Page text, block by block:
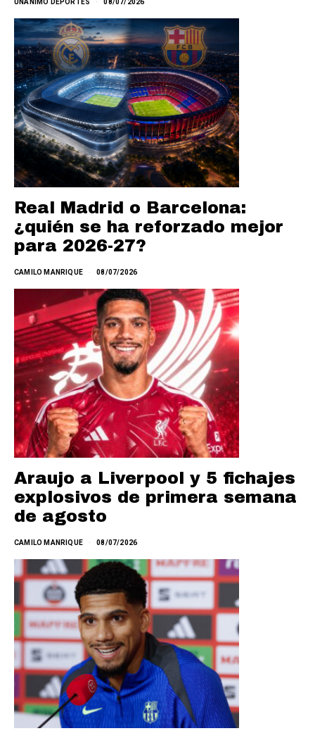
Real Madrid o Barcelona:
¿quién se ha reforzado mejor
para 2026-27?
CAMILO MANRIQUE 08/07/2026
Araujo a Liverpool y 5 fichajes
explosivos de primera semana
de agosto
CAMILO MANRIQUE 08/07/2026